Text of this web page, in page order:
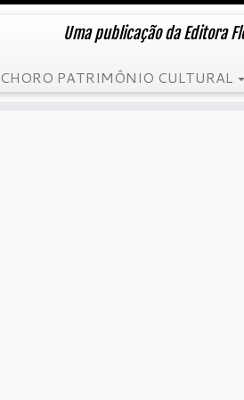
Uma publicação da Editora
CHORO PATRIMÔNIO CULTURAL